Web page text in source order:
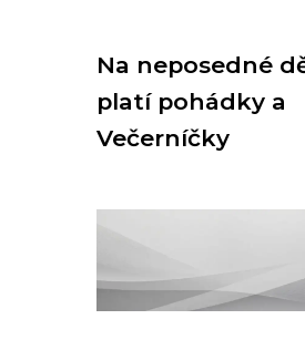
Na neposedné
platí pohádky a
Večerníčky